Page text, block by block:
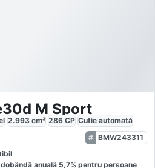
M Sport
2.993 cm³ 286 CP Cutie automată
BMW243311
anuală 5,7% pentru persoane